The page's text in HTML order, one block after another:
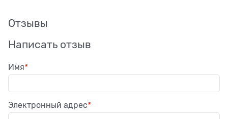
Отзывы
Написать отзыв
Имя
Электронный адрес